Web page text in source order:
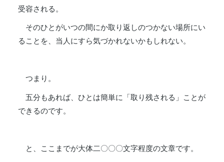
受容される。
そのひとがいつの間にか取り返しのつかない場所にい
ることを、当人にすら気づかれないかもしれない。
つまり。
五分もあれば、ひとは簡単に「取り残される」ことが
できるのです。
と、ここまでが大体二〇〇〇文字程度の文章です。